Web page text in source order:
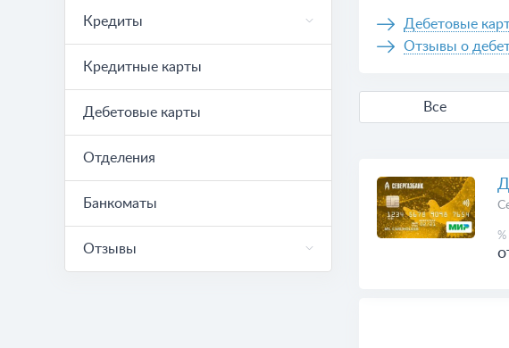
Кредиты
Кредитные карты
Дебетовые карты
Отделения
Банкоматы
Отзывы
Дебетовые
Отзывы о
Все
%